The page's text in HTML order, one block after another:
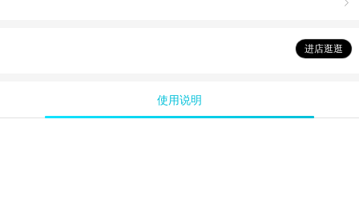

进店逛逛
使用说明